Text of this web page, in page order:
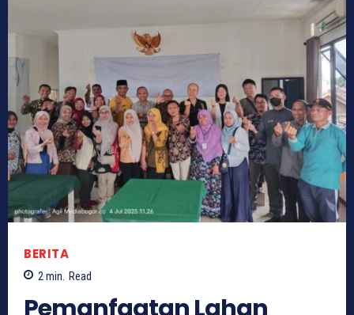
BERITA
2min. Read